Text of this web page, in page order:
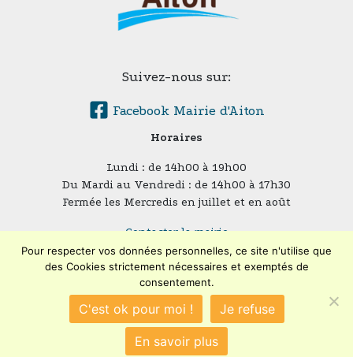
Suivez-nous sur:
Facebook Mairie d'Aiton
Horaires
Lundi : de 14h00 à 19h00
Du Mardi au Vendredi : de 14h00 à 17h30
Fermée les Mercredis en juillet et en août
Contacter la mairie
Plan du site
Mentions légales
Confidentialité
Accessibilité (en cours)
Encore un siteCommu'net !
Pour respecter vos données personnelles, ce site n'utilise que
des Cookies strictement nécessaires et exemptés de
consentement.
C'est ok pour moi ! Je refuse
En savoir plus